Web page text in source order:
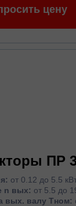
цену
ПР
от 0.12 до 5.5
n вых: от 5.5 до
вых. валу Тном: